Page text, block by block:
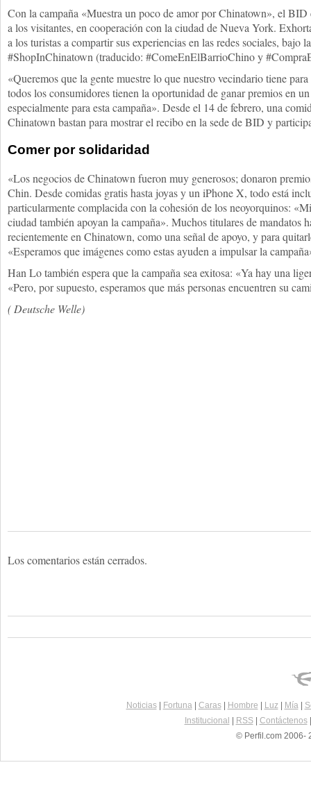
Con la campaña «Muestra un poco de amor por Chinatown», el BID
a los visitantes, en cooperación con la ciudad de Nueva York.
a los turistas a compartir sus experiencias en las redes sociales, bajo
#ShopInChinatown (traducido: #ComeEnElBarrioChino y
«Queremos que la gente muestre lo que nuestro vecindario tiene
todos los consumidores tienen la oportunidad de ganar premios en
especialmente para esta campaña». Desde el 14 de febrero, una
Chinatown bastan para mostrar el recibo en la sede de BID y
Comer por solidaridad
«Los negocios de Chinatown fueron muy generosos; donaron
Chin. Desde comidas gratis hasta joyas y un iPhone X, todo está
particularmente complacida con la cohesión de los neoyorquinos:
ciudad también apoyan la campaña». Muchos titulares de mandatos
recientemente en Chinatown, como una señal de apoyo, y para
«Esperamos que imágenes como estas ayuden a impulsar la
Han Lo también espera que la campaña sea exitosa: «Ya hay una
«Pero, por supuesto, esperamos que más personas encuentren su
( Deutsche Welle)
Los comentarios están cerrados.
Noticias| Fortuna | Caras| Hombre | Luz | Mía |
Institucional | RSS| Contáctenos
© Perfil.com 2006-